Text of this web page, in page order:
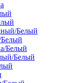
Белый
Белый
Белый